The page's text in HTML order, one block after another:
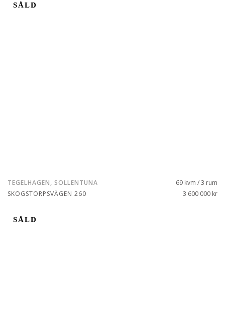
SÅLD
TEGELHAGEN, SOLLENTUNA
SKOGSTORPSVÄGEN 260
69 kvm / 3 rum
3 600 000 kr
SÅLD